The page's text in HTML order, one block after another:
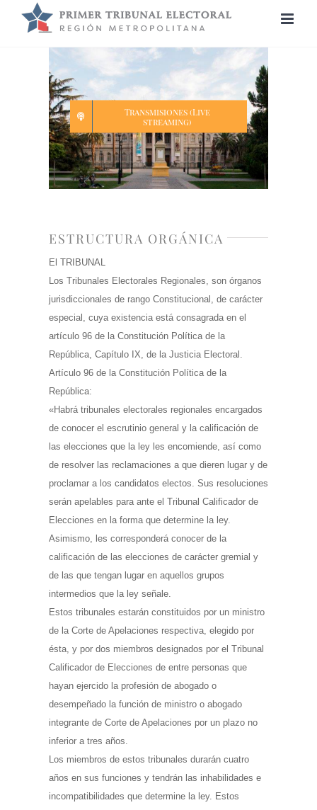
Transmisiones (Live
streaming)
ESTRUCTURA ORGÁNICA
El TRIBUNAL
Los Tribunales Electorales Regionales, son órganos
jurisdiccionales de rango Constitucional, de carácter
especial, cuya existencia está consagrada en el
artículo 96 de la Constitución Política de la
República, Capítulo IX, de la Justicia Electoral.
Artículo 96 de la Constitución Política de la
República:
«Habrá tribunales electorales regionales encargados
de conocer el escrutinio general y la calificación de
las elecciones que la ley les encomiende, así como
de resolver las reclamaciones a que dieren lugar y de
proclamar a los candidatos electos. Sus resoluciones
serán apelables para ante el Tribunal Calificador de
Elecciones en la forma que determine la ley.
Asimismo, les corresponderá conocer de la
calificación de las elecciones de carácter gremial y
de las que tengan lugar en aquellos grupos
intermedios que la ley señale.
Estos tribunales estarán constituidos por un ministro
de la Corte de Apelaciones respectiva, elegido por
ésta, y por dos miembros designados por el Tribunal
Calificador de Elecciones de entre personas que
hayan ejercido la profesión de abogado o
desempeñado la función de ministro o abogado
integrante de Corte de Apelaciones por un plazo no
inferior a tres años.
Los miembros de estos tribunales durarán cuatro
años en sus funciones y tendrán las inhabilidades e
incompatibilidades que determine la ley. Estos